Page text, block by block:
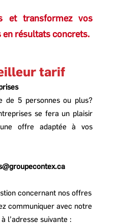
et transformez vos
résultats concrets.
tarif
de 5 personnes ou plus?
se fera un plaisir
offre adaptée à vos
concernant nos offres
communiquer avec notre
l’adresse suivante :